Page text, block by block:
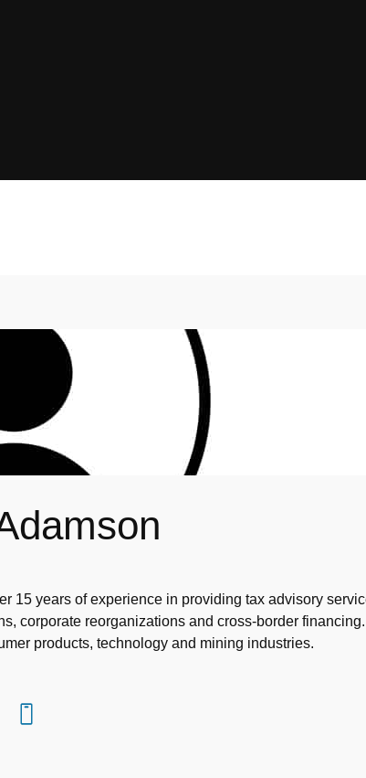
15 years of experience in providing tax advisory
corporate reorganizations and cross-border
products, technology and mining industries.